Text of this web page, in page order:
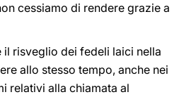
cessiamo di rendere grazie a
il risveglio dei fedeli laici nella
allo stesso tempo, anche nei
relativi alla chiamata al